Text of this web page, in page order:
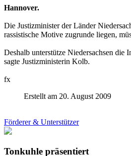
Hannover.
Die Justizminister der Länder
rassistische Motive zugrunde liegen,
Deshalb unterstütze Niedersachsen die
sagte Justizministerin Kolb.
fx
Erstellt am 20. August 2009
Förderer & Unterstützer
Tonkuhle präsentiert